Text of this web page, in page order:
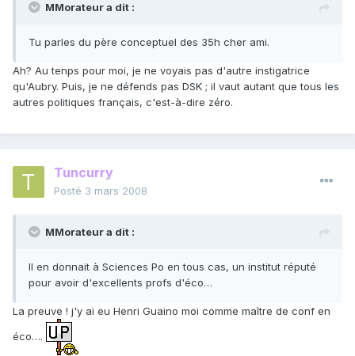
MMorateur a dit :
Tu parles du père conceptuel des 35h cher ami.
Ah? Au tenps pour moi, je ne voyais pas d'autre instigatrice
qu'Aubry. Puis, je ne défends pas DSK ; il vaut autant que tous les
autres politiques français, c'est-à-dire zéro.
Tuncurry
Posté 3 mars 2008
MMorateur a dit :
Il en donnait à Sciences Po en tous cas, un institut réputé
pour avoir d'excellents profs d'éco…
La preuve ! j'y ai eu Henri Guaino moi comme maître de conf en
éco….